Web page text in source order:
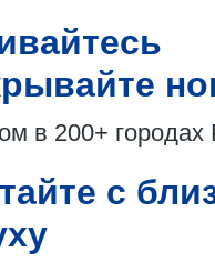
в 200+ городах
с